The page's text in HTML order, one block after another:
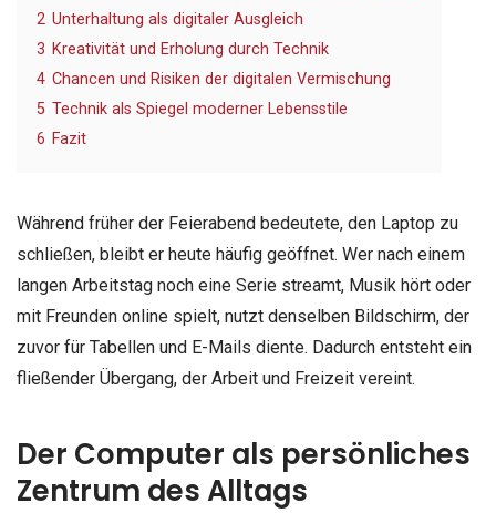
2 Unterhaltung als digitaler Ausgleich
3 Kreativität und Erholung durch Technik
4 Chancen und Risiken der digitalen Vermischung
5 Technik als Spiegel moderner Lebensstile
6 Fazit
Während früher der Feierabend bedeutete, den Laptop zu
schließen, bleibt er heute häufig geöffnet. Wer nach einem
langen Arbeitstag noch eine Serie streamt, Musik hört oder
mit Freunden online spielt, nutzt denselben Bildschirm, der
zuvor für Tabellen und E-Mails diente. Dadurch entsteht ein
fließender Übergang, der Arbeit und Freizeit vereint.
Der Computer als persönliches
Zentrum des Alltags